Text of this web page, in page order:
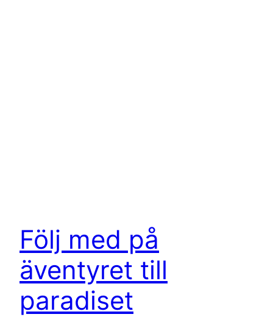
Följ med på
äventyret till
paradiset